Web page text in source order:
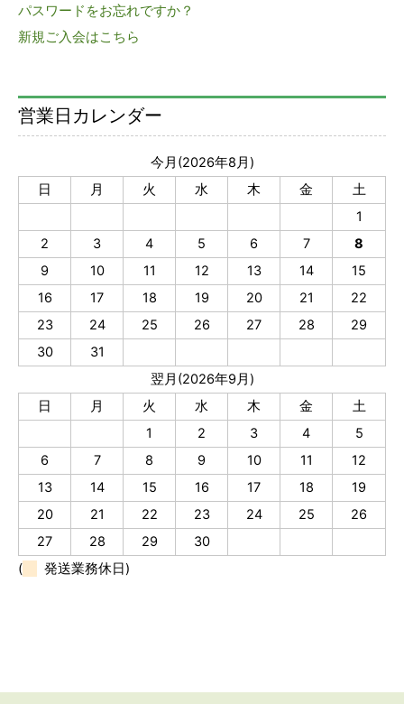
パスワードをお忘れですか？
新規ご入会はこちら
営業日カレンダー
今月(2026年8月)
日
月 火 水 木 金
土
1
2
3 4 5 6 7
8
9
10 11 12 13 14
15
16
17 18 19 20 21
22
23
24 25 26 27 28
29
30
31
翌月(2026年9月)
日
月 火 水 木 金
土
1
2 3 4
5
6
7 8 9 10 11
12
13
14 15 16 17 18
19
20
21 22 23 24 25
26
27
28 29
30
(
発送業務休日)